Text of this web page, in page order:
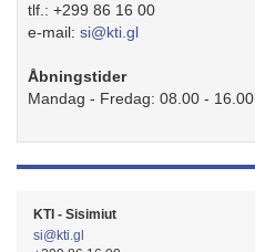
tlf.: +299 86 16 00
e-mail: si@kti.gl
Åbningstider
Mandag - Fredag: 08.00 - 16.00
KTI - Sisimiut
si@kti.gl